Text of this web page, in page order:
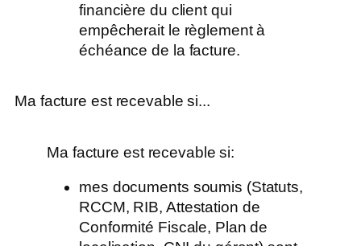
financière du client qui
empêcherait le règlement à
échéance de la facture.
Ma facture est recevable si...
Ma facture est recevable si:
mes documents soumis (Statuts,
RCCM, RIB, Attestation de
Conformité Fiscale, Plan de